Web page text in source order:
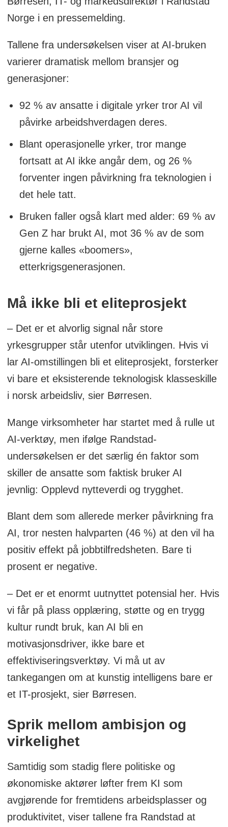
Norge i en pressemelding.
Tallene fra undersøkelsen viser at AI-bruken
varierer dramatisk mellom bransjer og
generasjoner:
92 % av ansatte i digitale yrker tror AI vil
påvirke arbeidshverdagen deres.
Blant operasjonelle yrker, tror mange
fortsatt at AI ikke angår dem, og 26 %
forventer ingen påvirkning fra teknologien i
det hele tatt.
Bruken faller også klart med alder: 69 % av
Gen Z har brukt AI, mot 36 % av de som
gjerne kalles «boomers»,
etterkrigsgenerasjonen.
Må ikke bli et eliteprosjekt
– Det er et alvorlig signal når store
yrkesgrupper står utenfor utviklingen. Hvis vi
lar AI-omstillingen bli et eliteprosjekt, forsterker
vi bare et eksisterende teknologisk klasseskille
i norsk arbeidsliv, sier Børresen.
Mange virksomheter har startet med å rulle ut
AI-verktøy, men ifølge Randstad-
undersøkelsen er det særlig én faktor som
skiller de ansatte som faktisk bruker AI
jevnlig: Opplevd nytteverdi og trygghet.
Blant dem som allerede merker påvirkning fra
AI, tror nesten halvparten (46 %) at den vil ha
positiv effekt på jobbtilfredsheten. Bare ti
prosent er negative.
– Det er et enormt uutnyttet potensial her. Hvis
vi får på plass opplæring, støtte og en trygg
kultur rundt bruk, kan AI bli en
motivasjonsdriver, ikke bare et
effektiviseringsverktøy. Vi må ut av
tankegangen om at kunstig intelligens bare er
et IT-prosjekt, sier Børresen.
Sprik mellom ambisjon og
virkelighet
Samtidig som stadig flere politiske og
økonomiske aktører løfter frem KI som
avgjørende for fremtidens arbeidsplasser og
produktivitet, viser tallene fra Randstad at